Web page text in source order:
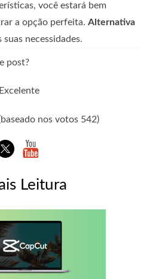
você estará bem
a opção perfeita. Alternativa
suas necessidades.
post?
Excelente
nos votos 542)
Leitura